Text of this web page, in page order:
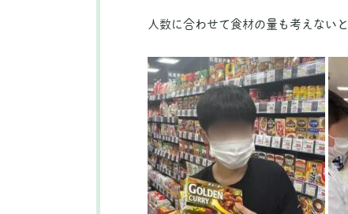
人数に合わせて食材の量も考えない